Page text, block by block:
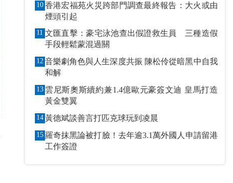
10 香港宏福苑火災跨部門調查最終報告：大火或由
煙頭引起
11 文匯直擊：豪宅泳池查出假證救生員 三種造假
手段輕鬆蒙混過關
12 音樂劇角色與人生深度共振 陳松伶從暗黑中自我
和解
13 雲尼斯奧斯續約兼1.4億歐元豪簽文迪 皇馬打造
黃金雙翼
14 黃德斌談善言打匹克球玩到凌晨
15 羅奇抹黑論被打臉！去年逾3.1萬外國人申請留港
工作簽證